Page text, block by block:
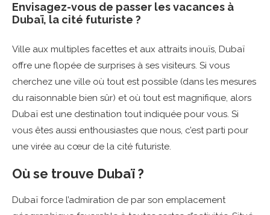
Envisagez-vous de passer les vacances à
Dubaï, la cité futuriste ?
Ville aux multiples facettes et aux attraits inouïs, Dubaï
offre une flopée de surprises à ses visiteurs. Si vous
cherchez une ville où tout est possible (dans les mesures
du raisonnable bien sûr) et où tout est magnifique, alors
Dubaï est une destination tout indiquée pour vous. Si
vous êtes aussi enthousiastes que nous, c’est parti pour
une virée au cœur de la cité futuriste.
Où se trouve Dubaï ?
Dubaï force l’admiration de par son emplacement